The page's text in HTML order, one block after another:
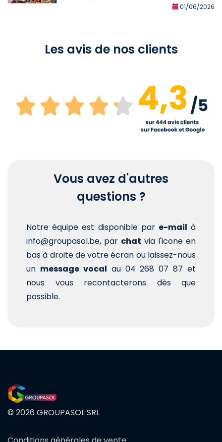
01/06/2026
Les avis de nos clients
Vous avez d'autres
questions ?
Notre équipe est disponible par e-mail à
info@groupasol.be, par chat via l'icone en
bas à droite de votre écran ou laissez-nous
un message vocal au 04 268 07 87 et
nous vous recontacterons dès que
possible.
© 2026 GROUPASOL SRL